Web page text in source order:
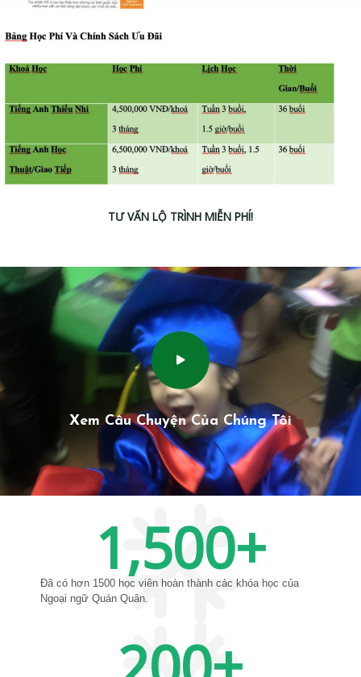
TƯ VẤN LỘ TRÌNH MIỄN PHÍ!
Xem Câu Chuyện Của Chúng Tôi
Đã có hơn 1500 học viên hoàn thành các khóa học của
Ngoại ngữ Quán Quân.
1,500+